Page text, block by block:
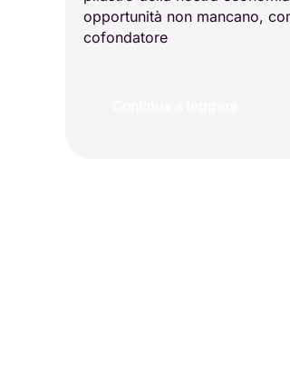
opportunità non mancano,
cofondatore